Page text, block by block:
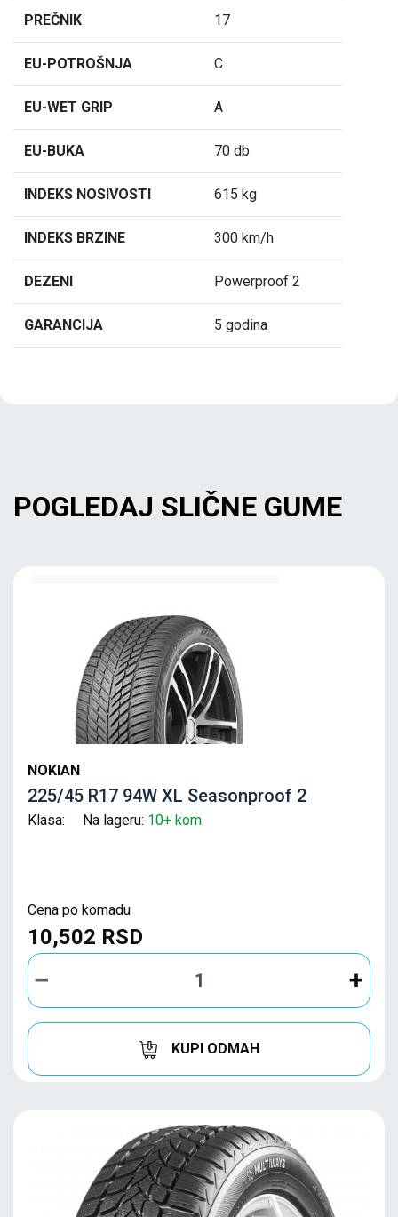
PREČNIK 17
EU-POTROŠNJA C
EU-WET GRIP A
EU-BUKA 70 db
INDEKS NOSIVOSTI 615 kg
INDEKS BRZINE 300 km/h
DEZENI Powerproof 2
GARANCIJA 5 godina
POGLEDAJ SLIČNE GUME
NOKIAN
225/45 R17 94W XL Seasonproof 2
Klasa: Na lageru: 10+ kom
Cena po komadu
10,502 RSD
KUPI ODMAH